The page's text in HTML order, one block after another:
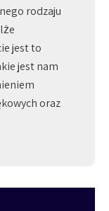
rodzaju
jest to
jest nam
oraz